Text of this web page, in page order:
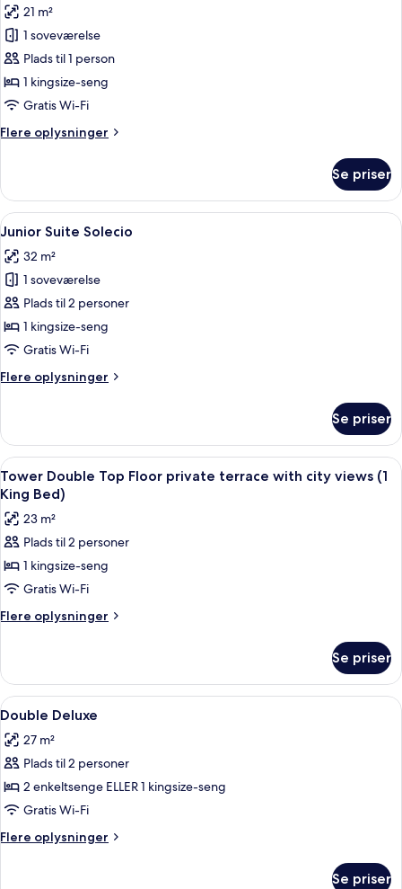
billeder
af
Enkeltværelse
(Solecio)
21 m²
1 soveværelse
Plads til 1 person
1 kingsize-seng
Gratis Wi-Fi
Flere oplysninger
Flere
(Solecio)
Se priser
Indlæs
alle
billeder
af
Junior
Suite
Solecio
Et hotelværelse med seng, fjernsyn,
4
Junior Suite Solecio
32 m²
1 soveværelse
Plads til 2 personer
1 kingsize-seng
Gratis Wi-Fi
Flere oplysninger
Flere
Suite
Solecio
Se priser
Indlæs
alle
billeder
af
Tower
Double
Top
Floor
with
city
views
(1
King
Bed)
Et hotelværelse med en stor seng,
10
Tower Double Top Floor private terrace with city views (1
King Bed)
23 m²
Plads til 2 personer
1 kingsize-seng
Gratis Wi-Fi
Flere oplysninger
Flere
Double
Top
Floor
terrace
with
views
(1
Bed)
Se priser
Indlæs
alle
billeder
af
Double
Deluxe
Et hotelværelse med en stor seng,
5
Double Deluxe
27 m²
Plads til 2 personer
2 enkeltsenge ELLER 1 kingsize-seng
Gratis Wi-Fi
Flere oplysninger
Flere
Se priser